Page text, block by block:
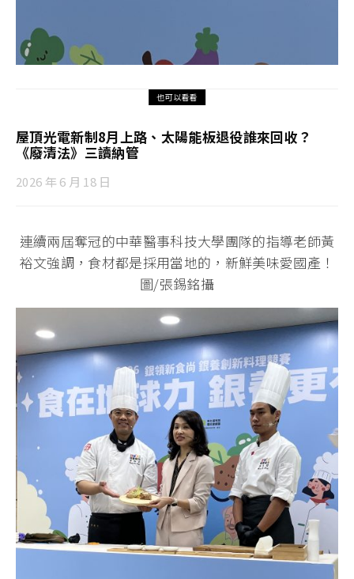
也可以看看
屋頂光電新制8月上路、太陽能板退役誰來回收？
《廢清法》三讀納管
2026 年 6 月 18 日
連續兩屆奪冠的中華醫事科技大學團隊的指導老師黃
裕文強調，食材都是採用當地的，新鮮美味愛國產！
圖/張錫銘攝